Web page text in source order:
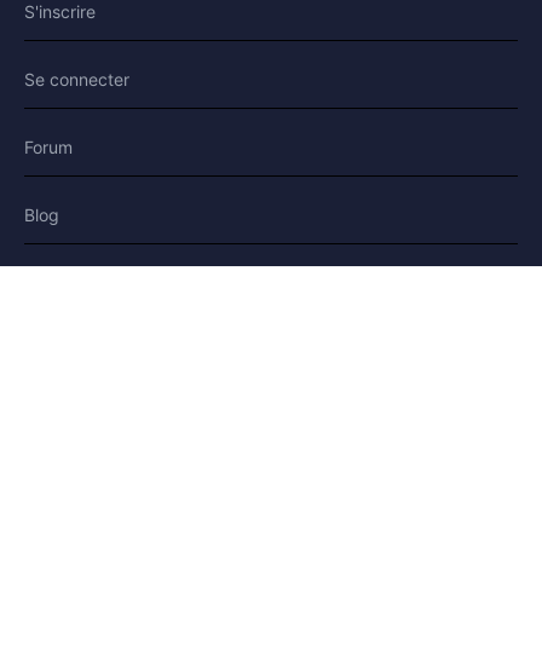
S'inscrire
Se connecter
Forum
Blog